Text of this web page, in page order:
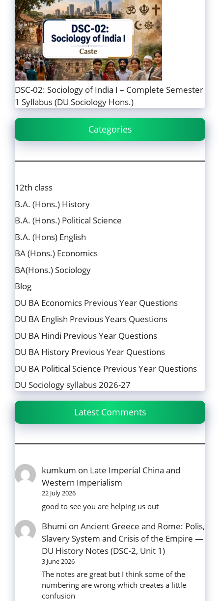
DSC-02: Sociology of India I – Complete Semester
1 Syllabus (DU Sociology Hons.)
Categories
12th class
B.A. (Hons.) History
B.A. (Hons.) Political Science
B.A. (Hons) English
BA (Hons.) Economics
BA(Hons.) Sociology
Blog
DU BA Economics Previous Year Questions
DU BA English Previous Years Questions
DU BA Hindi Previous Year Questions
DU BA History Previous Year Questions
DU BA Political Science Previous Year Questions
DU Sociology syllabus 2026-27
Latest Comments
kumkum on Late Imperial China and
Western Imperialism
22 July 2026
good to see you are helping us out
Bhumi onAncient Greece and Rome: Polis,
Slavery System and Crisis of the Empire —
DU History Notes (DSC-2, Unit 1)
3 June 2026
The notes are great but I think some of the
numbering are wrong which creates a little
confusion